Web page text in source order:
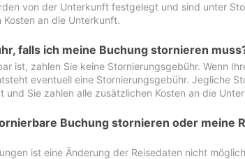
von der Unterkunft festgelegt und sind unter
an die Unterkunft.
falls ich meine Buchung stornieren
ist, zahlen Sie keine Stornierungsgebühr. Wenn
eventuell eine Stornierungsgebühr. Jegliche
Sie zahlen alle zusätzlichen Kosten an die
Buchung stornieren oder meine
ist eine Änderung der Reisedaten nicht